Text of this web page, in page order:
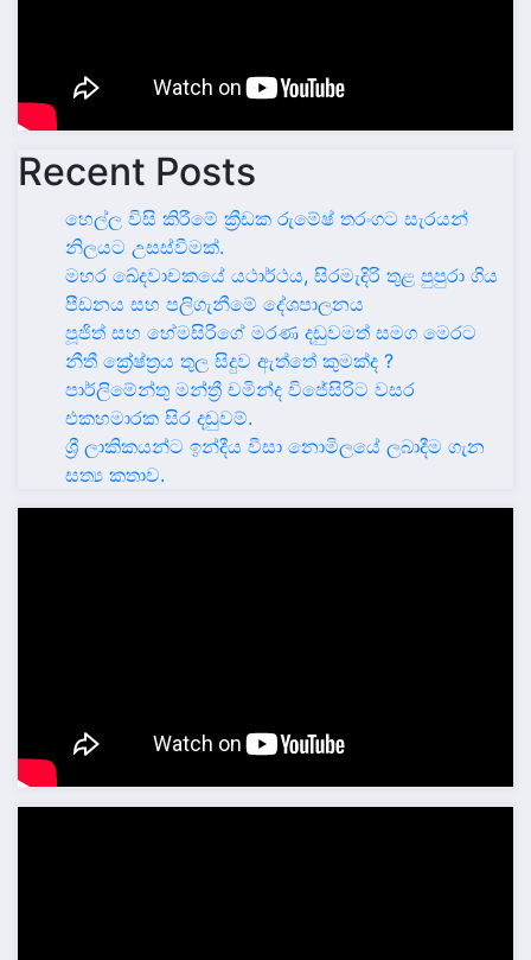
Recent Posts
හෙල්ල විසි කිරීමේ ක්‍රීඩක රුමේෂ් තරංගට සැරයන්
නිලයට උසස්වීමක්.
මහර ඛේදවාචකයේ යථාර්ථය, සිරමැදිරි තුළ පුපුරා ගිය
පීඩනය සහ පලිගැනීමේ දේශපාලනය
පූජිත් සහ හේමසිරිගේ මරණ දඩුවමත් සමග මෙරට
නීතී ක්‍රේෂ්ත්‍රය තුල සිදුව ඇත්තේ කුමක්ද ?
පාර්ලිමේන්තු මන්ත්‍රී චමින්ද විජේසිරිට වසර
එකහමාරක සිර දඬුවම්.
ශ්‍රී ලාකිකයන්ට ඉන්දීය වීසා නොමිලයේ ලබාදීම ගැන
සත්‍ය කතාව.